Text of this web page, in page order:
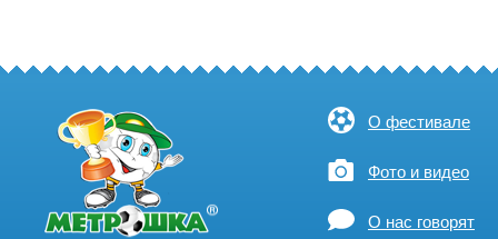
О фестивале
Фото и видео
О нас говорят